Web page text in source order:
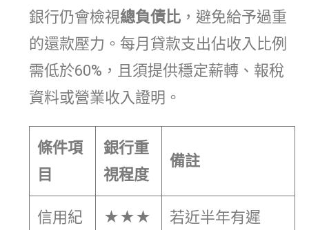
銀行仍會檢視總負債比 ，避免給予過重
的還款壓力。每月貸款支出佔收入比例
需低於60%，且須提供穩定薪轉、報稅
資料或營業收入證明。
條件項
目
銀行重
視程度
備註
信用紀 ★★★ 若近半年有遲